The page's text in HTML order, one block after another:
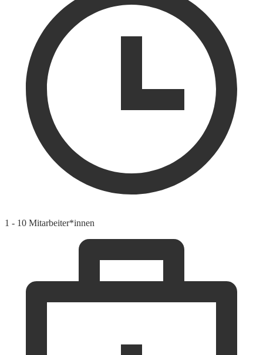
1 - 10 Mitarbeiter*innen